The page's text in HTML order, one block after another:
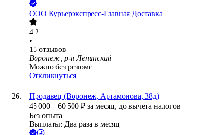
ООО Курьерэкспресс-Главная Доставка
4.2
•
15 отзывов
Воронеж, р-н Ленинский
Можно без резюме
Откликнуться
Продавец (Воронеж, Артамонова, 38д)
45 000 – 60 500 ₽ за месяц, до вычета налогов
Без опыта
Выплаты: Два раза в месяц